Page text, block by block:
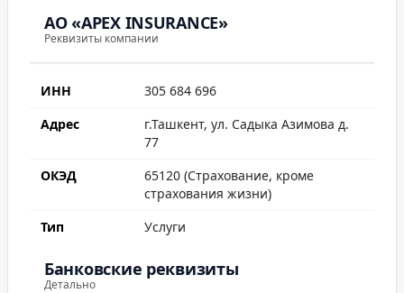
АО «APEX INSURANCE»
Реквизиты компании
ИНН
305 684 696
Адрес
г.Ташкент, ул. Садыка Азимова д.
77
ОКЭД
65120 (Страхование, кроме
страхования жизни)
Тип
Услуги
Банковские реквизиты
Детально